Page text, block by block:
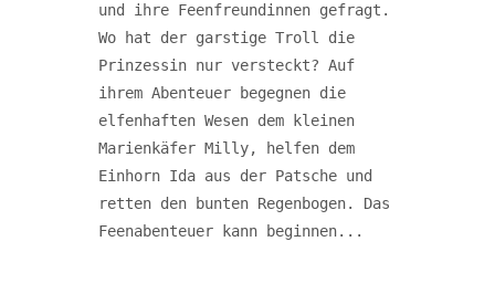
und ihre Feenfreundinnen gefragt.
Wo hat der garstige Troll die
Prinzessin nur versteckt? Auf
ihrem Abenteuer begegnen die
elfenhaften Wesen dem kleinen
Marienkäfer Milly, helfen dem
Einhorn Ida aus der Patsche und
retten den bunten Regenbogen. Das
Feenabenteuer kann beginnen...